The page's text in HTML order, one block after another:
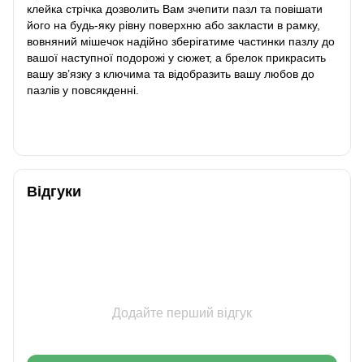
клейка стрічка дозволить Вам зчепити пазл та повішати
його на будь-яку рівну поверхню або закласти в рамку,
вовняний мішечок надійно зберігатиме частинки пазлу до
вашої наступної подорожі у сюжет, а брелок прикрасить
вашу зв’язку з ключима та відобразить вашу любов до
пазлів у повсякденні.
Відгуки
Додайте перший відгук